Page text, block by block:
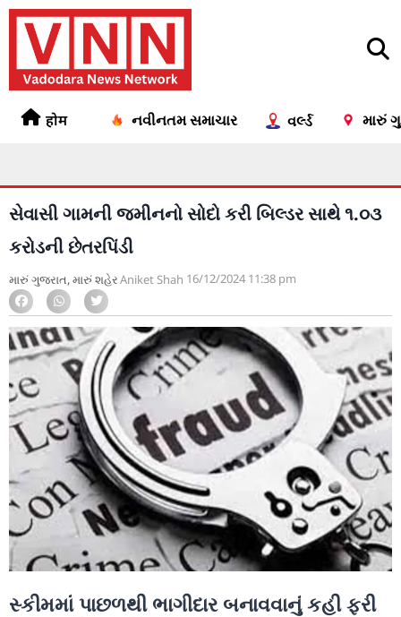
होम નવીનતમ સમાચાર વર્લ્ડ મારું
સેવાસી ગામની જમીનનો સોદો કરી બિલ્ડર સાથે ૧.૦૩
કરોડની છેતરપિંડી
મારું ગુજરાત,મારું શહેરAniket Shah 16/12/2024 11:38 pm
સ્કીમમાં પાછળથી ભાગીદાર બનાવવાનું કહી ફરી